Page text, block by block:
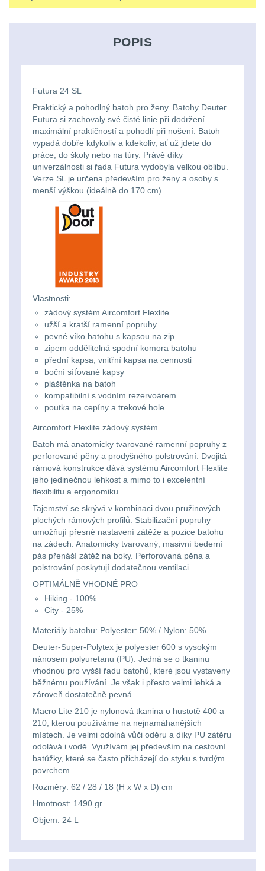
Kontakty
Objednávky
990
1000
2000
Svítilny
AA/AAA/14500
baterie
Svítilny
pro
18650
baterie
Svítilny
pro
21700
baterie
Svítilny
pro
26650
baterie
Svítilny
pro
CR123A
nebo
ion
16340
baterie
a
Dětské
Brašne
tašky
Ledvinky
Univerzalní
tašky
Přepravne
tašky
zbraně
vaky
Pouzdra
Kapsy
Peněženky
Doplňky
batohům
a
poutka
dlouhé
vzdálenosti
Multi-
vzdálenost
Monokuláry
Príslušenstvo
optiku
Čepice,
kukly,
šátky
Chrániče
Nášivky
Nad 2000 lm9
AA/AAA/14500 Li-Ion
baterie3
Svítilny pro 18650
baterie8
Svítilny pro 21700
baterie3
Svítilny pro 26650
baterie1
Svítilny pro CR123A
nebo Li-ion 16340
Čelové svetlá - čelovky
Taktické svietidlá10
Lucerny a kempingové
lampy 1
Potápačské svetlá2
Kapesní svítilny4
Policejní svítilny4
Vyhledávací svítilny5
Lovecké svítilny1
Nabíjacie baterky6
Svietidlá s magnetom2
Svietidlá CRI≥901
Laserové značkovače
Držiaky a
príslušenstvo34
186501
14500 / AA / AAA4
16340 a CR123
Nabíjačky9
BATOHY A TAŠKY
POPIS
Futura 24 SL
Praktický a pohodlný batoh pro ženy. Batohy Deuter
Futura si zachovaly své čisté linie při dodržení
maximální praktičností a pohodlí při nošení. Batoh
vypadá dobře kdykoliv a kdekoliv, ať už jdete do
práce, do školy nebo na túry. Právě díky
univerzálnosti si řada Futura vydobyla velkou oblibu.
Verze SL je určena především pro ženy a osoby s
menší výškou (ideálně do 170 cm).
Vlastnosti:
zádový systém Aircomfort Flexlite
užší a kratší ramenní popruhy
pevné víko batohu s kapsou na zip
zipem oddělitelná spodní komora batohu
přední kapsa, vnitřní kapsa na cennosti
boční síťované kapsy
pláštěnka na batoh
kompatibilní s vodním rezervoárem
poutka na cepíny a trekové hole
Aircomfort Flexlite zádový systém
Batoh má anatomicky tvarované ramenní popruhy z
perforované pěny a prodyšného polstrování. Dvojitá
rámová konstrukce dává systému Aircomfort Flexlite
jeho jedinečnou lehkost a mimo to i excelentní
flexibilitu a ergonomiku.
Tajemství se skrývá v kombinaci dvou pružinových
plochých rámových profilů. Stabilizační popruhy
umožňují přesné nastavení zátěže a pozice batohu
na zádech. Anatomicky tvarovaný, masivní bederní
pás přenáší zátěž na boky. Perforovaná pěna a
polstrování poskytují dodatečnou ventilaci.
OPTIMÁLNĚ VHODNÉ PRO
Hiking - 100%
City - 25%
Materiály batohu: Polyester: 50% / Nylon: 50%
Deuter-Super-Polytex je polyester 600 s vysokým
nánosem polyuretanu (PU). Jedná se o tkaninu
vhodnou pro vyšší řadu batohů, které jsou vystaveny
běžnému používání. Je však i přesto velmi lehká a
zároveň dostatečně pevná.
Macro Lite 210 je nylonová tkanina o hustotě 400 a
210, kterou používáme na nejnamáhanějších
místech. Je velmi odolná vůči oděru a díky PU zátěru
odolává i vodě. Využívám jej především na cestovní
batůžky, které se často přicházejí do styku s tvrdým
povrchem.
Rozměry: 62 / 28 / 18 (H x W x D) cm
Hmotnost: 1490 gr
Objem: 24 L